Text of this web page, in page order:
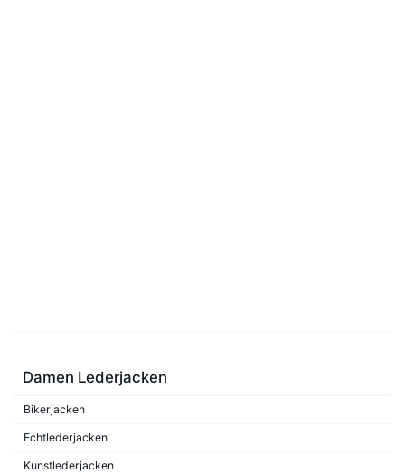
Damen Lederjacken
Bikerjacken
Echtlederjacken
Kunstlederjacken